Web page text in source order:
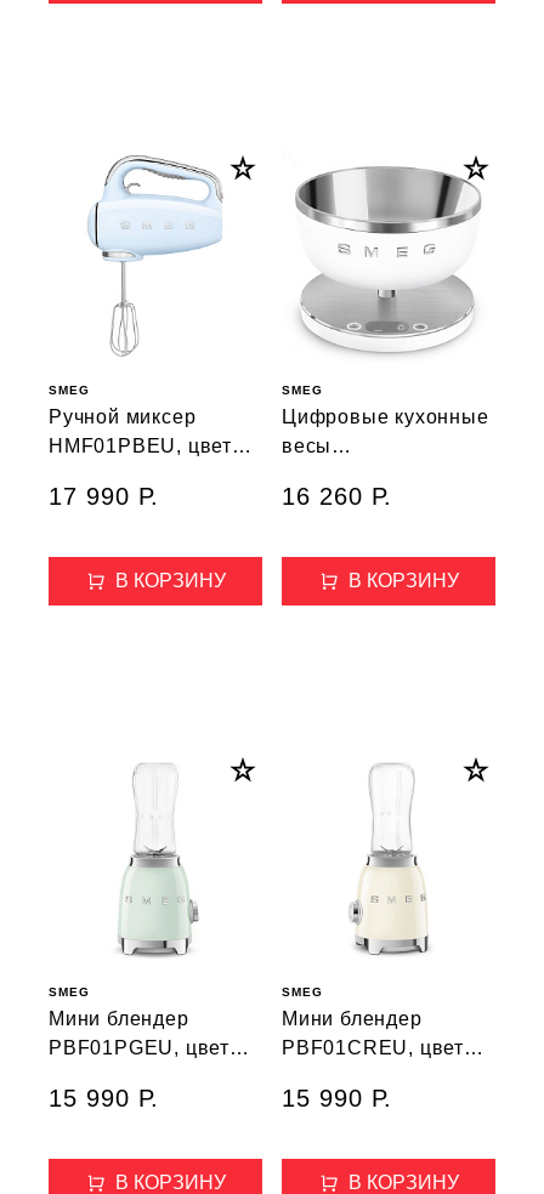
SMEG
Ручной миксер
HMF01PBEU, цвет
17 990 Р.
В КОРЗИНУ
SMEG
Цифровые кухонные
весы
белый матовый
16 260 Р.
В КОРЗИНУ
SMEG
Мини блендер
PBF01PGEU, цвет
15 990 Р.
В КОРЗИНУ
SMEG
Мини блендер
PBF01CREU, цвет
15 990 Р.
В КОРЗИНУ